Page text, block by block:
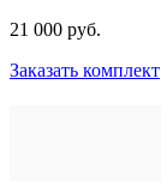
21 000 руб.
Заказать комплект